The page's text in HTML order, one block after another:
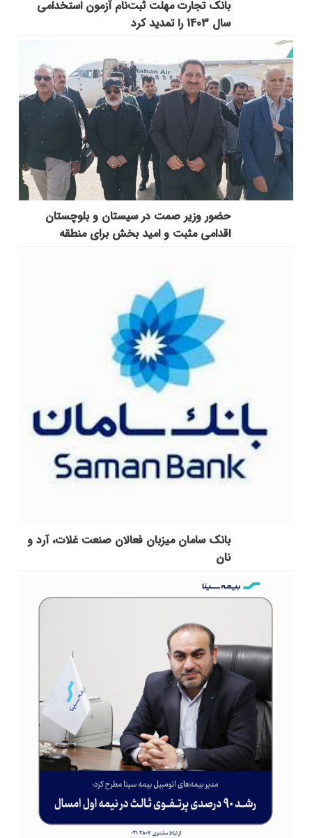
بانک تجارت مهلت ثبت‌نام آزمون استخدامی
سال 1403 را تمدید کرد
حضور وزیر صمت در سیستان و بلوچستان
اقدامی مثبت و امید بخش برای منطقه
بانک سامان میزبان فعالان صنعت غلات، آرد و
نان